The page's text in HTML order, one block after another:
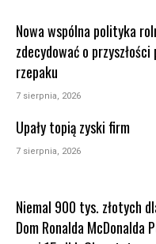
Nowa wspólna polityka
zdecydować o
rzepaku
7 sierpnia, 2026
Upały topią zyski firm
7 sierpnia, 2026
Niemal 900 tys. złotych
Dom Ronalda McDonalda